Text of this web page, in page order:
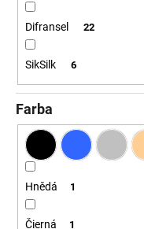
Difransel 22
SikSilk 6
Farba
Hnědá 1
Čierná 1